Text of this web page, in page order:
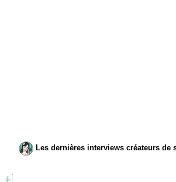
Les dernières interviews créateurs de